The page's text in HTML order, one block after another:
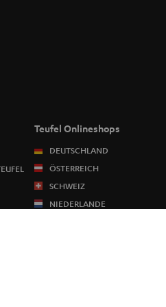
Teufel Onlineshops
DEUTSCHLAND
ÖSTERREICH
SCHWEIZ
NIEDERLANDE